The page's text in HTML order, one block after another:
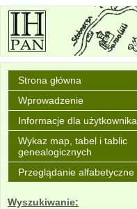
Strona główna
Wprowadzenie
Informacje dla użytkownika
Wykaz map, tabel i tablic
genealogicznych
Przeglądanie alfabetyczne
Wyszukiwanie: